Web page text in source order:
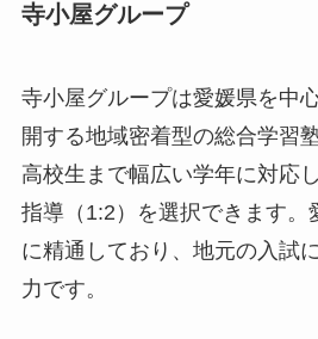
寺小屋グループ
寺小屋グループは愛媛県を中
開する地域密着型の総合学習
高校生まで幅広い学年に対応
指導（1:2）を選択できます。
に精通しており、地元の入試
力です。